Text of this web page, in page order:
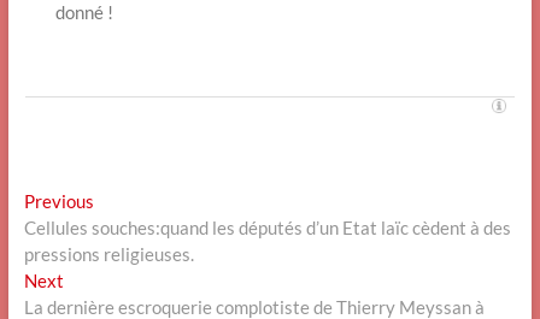
donné !
Navigation
de
l’article
PreviousPrevious
post:
Cellules souches:quand les députés d’un Etat laïc cèdent à des
pressions religieuses.
NextNext
post:
La dernière escroquerie complotiste de Thierry Meyssan à